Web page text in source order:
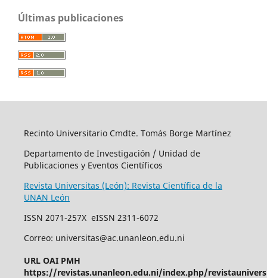
Últimas publicaciones
Recinto Universitario Cmdte. Tomás Borge Martínez
Departamento de Investigación / Unidad de
Publicaciones y Eventos Científicos
Revista Universitas (León): Revista Científica de la
UNAN León
ISSN 2071-257X eISSN 2311-6072
Correo: universitas@ac.unanleon.edu.ni
URL OAI PMH
https://revistas.unanleon.edu.ni/index.php/